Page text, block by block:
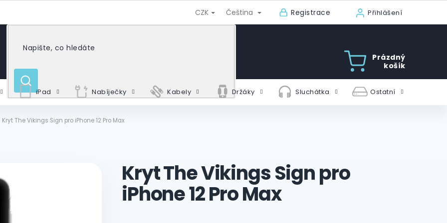
CZK Čeština Registrace Přihlášení
HLEDAT
Prázdný
košík
iPad Nabíječky Kabely Držáky Sluchátka Ostatní
Kryt The Vikings Sign pro iPhone 12 Pro Max
Kryt The Vikings Sign pro
iPhone 12 Pro Max